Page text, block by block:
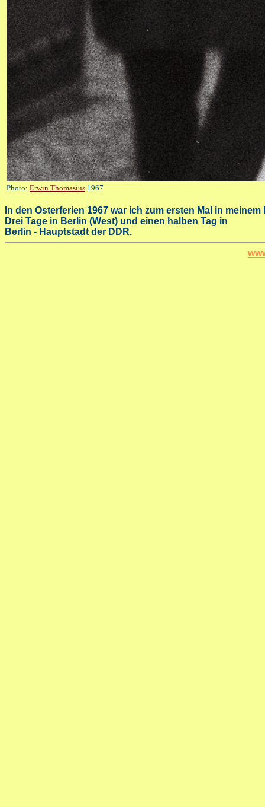
Photo: Erwin Thomasius 1967
In den Osterferien 1967 war ich zum ersten Mal in
Drei Tage in Berlin (West) und einen halben Tag in
Berlin - Hauptstadt der DDR.